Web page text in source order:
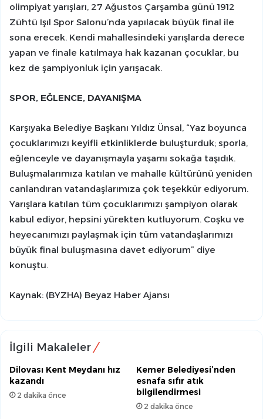
olimpiyat yarışları, 27 Ağustos Çarşamba günü 1912
Zühtü Işıl Spor Salonu’nda yapılacak büyük final ile
sona erecek. Kendi mahallesindeki yarışlarda derece
yapan ve finale katılmaya hak kazanan çocuklar, bu
kez de şampiyonluk için yarışacak.
SPOR, EĞLENCE, DAYANIŞMA
Karşıyaka Belediye Başkanı Yıldız Ünsal, “Yaz boyunca
çocuklarımızı keyifli etkinliklerde buluşturduk; sporla,
eğlenceyle ve dayanışmayla yaşamı sokağa taşıdık.
Buluşmalarımıza katılan ve mahalle kültürünü yeniden
canlandıran vatandaşlarımıza çok teşekkür ediyorum.
Yarışlara katılan tüm çocuklarımızı şampiyon olarak
kabul ediyor, hepsini yürekten kutluyorum. Coşku ve
heyecanımızı paylaşmak için tüm vatandaşlarımızı
büyük final buluşmasına davet ediyorum” diye
konuştu.
Kaynak: (BYZHA) Beyaz Haber Ajansı
İlgili Makaleler
Dilovası Kent Meydanı hız
kazandı
2 dakika önce
Kemer Belediyesi’nden
esnafa sıfır atık
bilgilendirmesi
2 dakika önce